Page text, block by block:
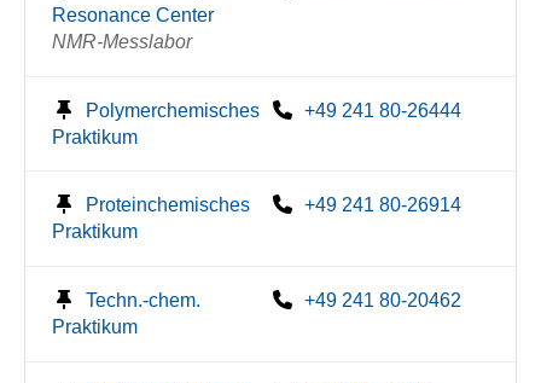
Resonance Center
NMR-Messlabor
Polymerchemisches
Praktikum
+49 241 80-26444
Proteinchemisches
Praktikum
+49 241 80-26914
Techn.-chem.
Praktikum
+49 241 80-20462